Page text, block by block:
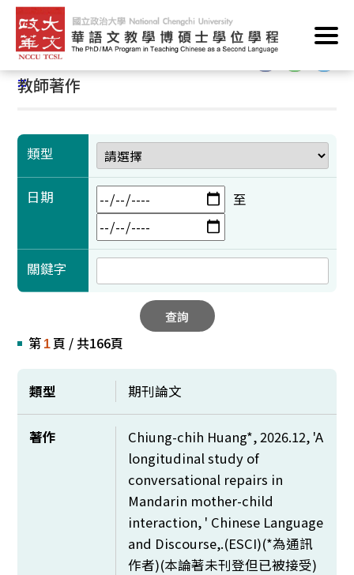
跳
到
主
要
內
塊
首頁 / 學術成果/教師著作
:::
:::
教師著作
類型
日期 至
關鍵字
查詢
第 1 頁 / 共166頁
類型 期刊論文
著作
Chiung-chih Huang*, 2026.12, 'A
longitudinal study of
conversational repairs in
Mandarin mother-child
interaction, ' Chinese Language
and Discourse,.(ESCI)(*為通訊
作者)(本論著未刊登但已被接受)